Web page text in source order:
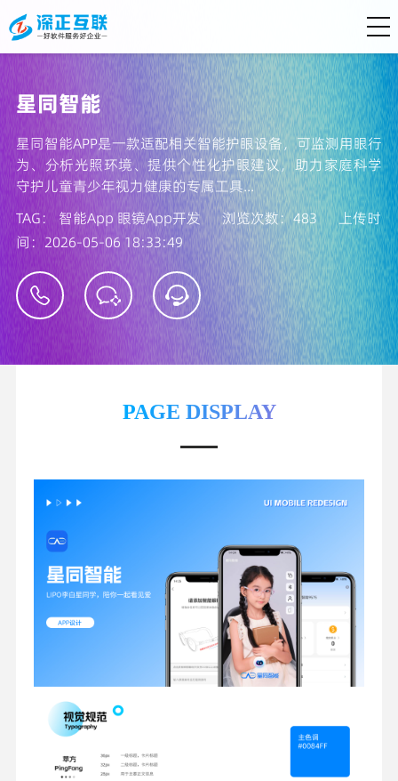
星同智能
星同智能APP是一款适配相关智能护眼设备，可监测用眼行
为、分析光照环境、提供个性化护眼建议，助力家庭科学
守护儿童青少年视力健康的专属工具...
TAG：智能App 眼镜App开发 浏览次数：483
上传时
间：2026-05-06 18:33:49
PAGE DISPLAY